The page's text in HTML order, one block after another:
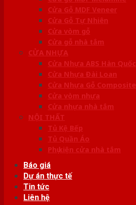
Cửa Gỗ MDF Veneer
Cửa Gỗ Tự Nhiên
Cửa vòm gỗ
Cửa gỗ nhà tắm
CỬA NHỰA
Cửa Nhựa ABS Hàn Quốc
Cửa Nhựa Đài Loan
Cửa Nhựa Gỗ Composite
Cửa vòm nhựa
Cửa nhựa nhà tắm
NỘI THẤT
Tủ Kệ Bếp
Tủ Quần Áo
Phụ kiện cửa nhà tắm
Báo giá
Dự án thực tế
Tin tức
Liên hệ